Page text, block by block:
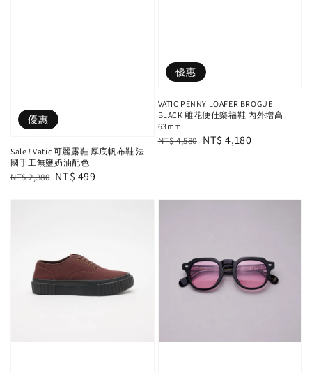
優惠
Sale ! Vatic 可麗露鞋 厚底帆布鞋 法
國手工無鹽奶油配色
Regular
NT$ 2,380 Sale
NT$ 499
優惠
VATIC PENNY LOAFER BROGUE
BLACK 雕花便仕樂福鞋 內外增高
63mm
Regular
NT$ 4,580 Sale
NT$ 4,180